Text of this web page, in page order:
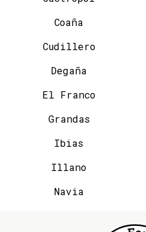
Coaña
Cudillero
Degaña
El Franco
Grandas
Ibias
Illano
Navia